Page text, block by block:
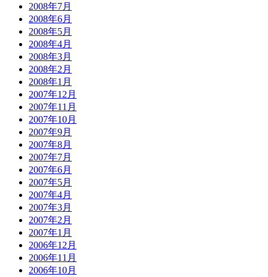
2008年7月
2008年6月
2008年5月
2008年4月
2008年3月
2008年2月
2008年1月
2007年12月
2007年11月
2007年10月
2007年9月
2007年8月
2007年7月
2007年6月
2007年5月
2007年4月
2007年3月
2007年2月
2007年1月
2006年12月
2006年11月
2006年10月